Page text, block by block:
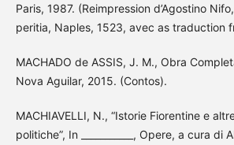
Paris, 1987. (Reimpression d’Agostino
peritia, Naples, 1523, avec as traduction
MACHADO de ASSIS, J. M., Obra
Nova Aguilar, 2015. (Contos).
MACHIAVELLI, N., “Istorie Fiorentine e
politiche”, In ___________, Opere, a cura di